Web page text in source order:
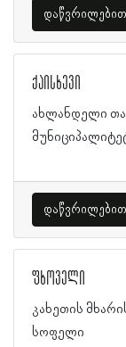
დაწვრილებით
ქაისხევი
ახლანდელი
დაწვრილებით
ფხოველი
კახეთის
სოფელი